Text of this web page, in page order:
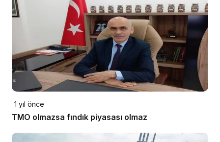
1 yıl önce
TMO olmazsa fındık piyasası olmaz